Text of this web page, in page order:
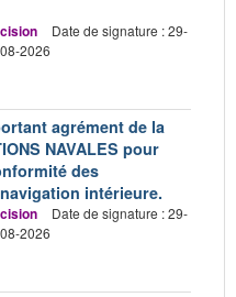
Date de signature : 29-
2026
agrément de la
NAVALES pour
des
intérieure.
Date de signature : 29-
2026